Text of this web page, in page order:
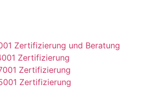
Zertifizierung und Beratung
Zertifizierung
Zertifizierung
Zertifizierung